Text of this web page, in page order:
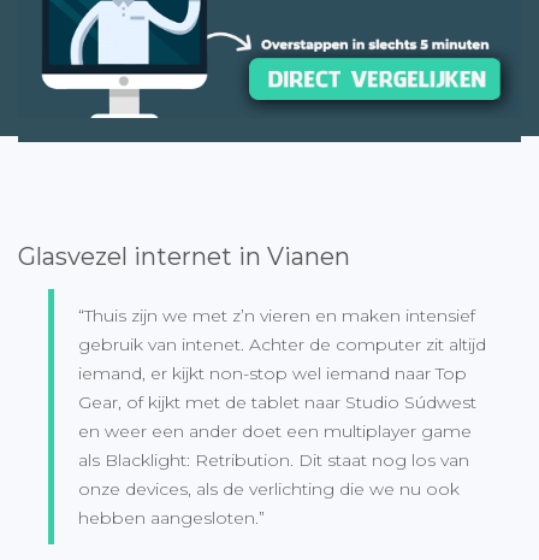
Glasvezel internet in Vianen
“Thuis zijn we met z’n vieren en maken intensief
gebruik van intenet. Achter de computer zit altijd
iemand, er kijkt non-stop wel iemand naar Top
Gear, of kijkt met de tablet naar Studio Súdwest
en weer een ander doet een multiplayer game
als Blacklight: Retribution. Dit staat nog los van
onze devices, als de verlichting die we nu ook
hebben aangesloten.”